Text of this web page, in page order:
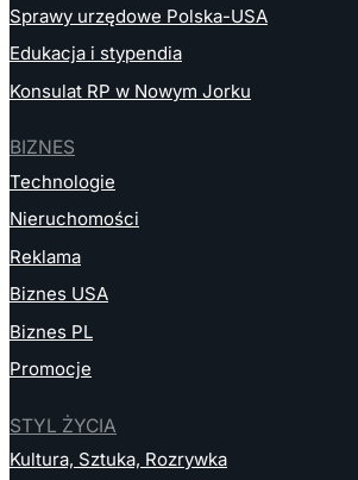
Sprawy urzędowe Polska-USA
Edukacja i stypendia
Konsulat RP w Nowym Jorku
BIZNES
Technologie
Nieruchomości
Reklama
Biznes USA
Biznes PL
Promocje
STYL ŻYCIA
Kultura, Sztuka, Rozrywka